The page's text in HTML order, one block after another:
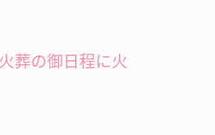
葬の御日程に火